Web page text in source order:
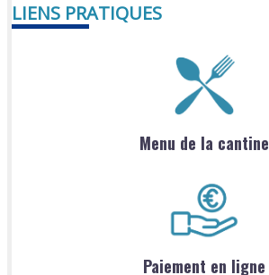
LIENS PRATIQUES
Menu de la cantine
Paiement en ligne